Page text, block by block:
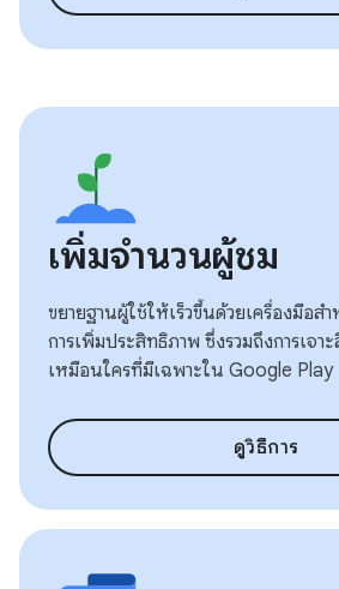
เพิ่มจำนวนผู้ชม
ขยายฐานผู้ใช้ให้เร็วขึ้นด้วยเครื่องมือส
การเพิ่มประสิทธิภาพ ซึ่งรวมถึงการเจา
เหมือนใครที่มีเฉพาะใน Google Play
ดูวิธีการ